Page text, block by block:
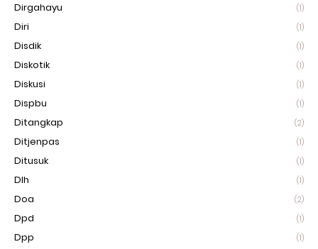
Dirgahayu (1)
Diri (1)
Disdik (1)
Diskotik (1)
Diskusi (1)
Dispbu (1)
Ditangkap (2)
Ditjenpas (1)
Ditusuk (1)
Dlh (1)
Doa (2)
Dpd (1)
Dpp (1)